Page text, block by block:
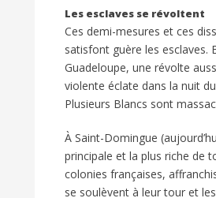
Les esclaves se révoltent
Ces demi-mesures et ces
satisfont guère les esclaves.
Guadeloupe, une révolte
violente éclate dans la nuit
Plusieurs Blancs sont
À Saint-Domingue
principale et la plus riche de
colonies françaises,
se soulèvent à leur tour et les